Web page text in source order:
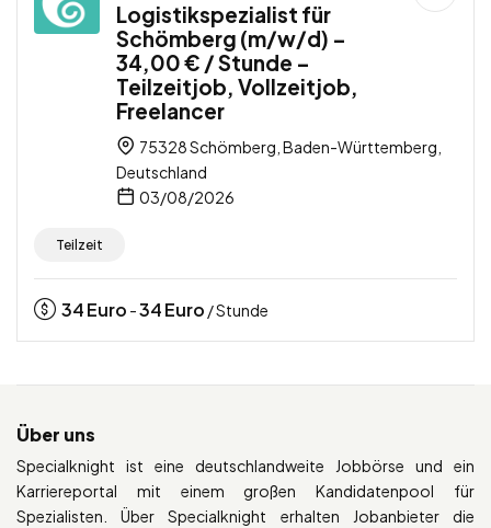
Logistikspezialist für
Schömberg (m/w/d) –
34,00 € / Stunde –
Teilzeitjob, Vollzeitjob,
Freelancer
75328 Schömberg, Baden-Württemberg,
Deutschland
03/08/2026
Teilzeit
34Euro -34Euro / Stunde
Über uns
Specialknight ist eine deutschlandweite Jobbörse und ein
Karriereportal mit einem großen Kandidatenpool für
Spezialisten. Über Specialknight erhalten Jobanbieter die